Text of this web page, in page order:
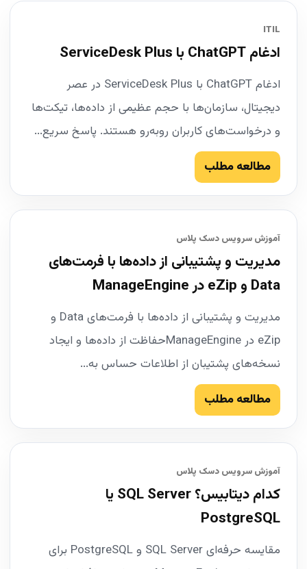
ITIL
ادغام ChatGPT با ServiceDesk Plus
ادغام ChatGPT با ServiceDesk Plus در عصر
دیجیتال، سازمان‌ها با حجم عظیمی از داده‌ها، تیکت‌ها
و درخواست‌های کاربران روبه‌رو هستند. پاسخ سریع...
مطالعه مطلب
آموزش سرویس دسک پلاس
مدیریت و پشتیبانی از داده‌ها با فرمت‌های
Data و eZip در ManageEngine
مدیریت و پشتیبانی از داده‌ها با فرمت‌های Data و
eZip در ManageEngineحفاظت از داده‌ها و ایجاد
نسخه‌های پشتیبان از اطلاعات حساس به...
مطالعه مطلب
آموزش سرویس دسک پلاس
کدام دیتابیس؟ SQL Server یا
PostgreSQL
مقایسه حرفه‌ای SQL Server و PostgreSQL برای